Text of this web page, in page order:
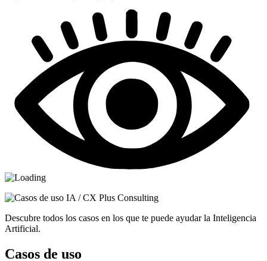
Descubre todos los casos en los que te puede ayudar la Inteligencia
Artificial.
Casos de uso